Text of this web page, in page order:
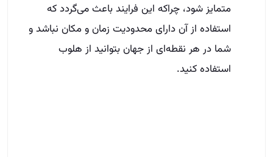
متمایز شود، چراکه این فرایند باعث می‌گردد که
استفاده از آن دارای محدودیت زمان و مکان نباشد و
شما در هر نقطه‌ای از جهان بتوانید از هلوب
استفاده کنید.